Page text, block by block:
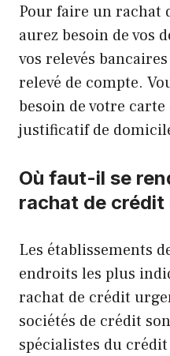
Pour faire un rachat
aurez besoin de vos
vos relevés
relevé de compte.
besoin de votre
justificatif de
Où faut-il se
rachat de crédit
Les établissements
endroits les plus
rachat de crédit
sociétés de crédit
spécialistes du